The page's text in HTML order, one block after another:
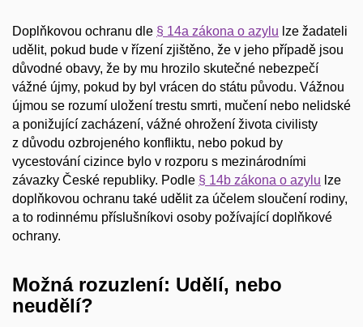
Doplňkovou ochranu dle § 14a zákona o azylu lze žadateli
udělit, pokud bude v řízení zjištěno, že v jeho případě jsou
důvodné obavy, že by mu hrozilo skutečné nebezpečí
vážné újmy, pokud by byl vrácen do státu původu. Vážnou
újmou se rozumí uložení trestu smrti, mučení nebo nelidské
a ponižující zacházení, vážné ohrožení života civilisty
z důvodu ozbrojeného konfliktu, nebo pokud by
vycestování cizince bylo v rozporu s mezinárodními
závazky České republiky. Podle § 14b zákona o azylu lze
doplňkovou ochranu také udělit za účelem sloučení rodiny,
a to rodinnému příslušníkovi osoby požívající doplňkové
ochrany.
Možná rozuzlení: Udělí, nebo
neudělí?